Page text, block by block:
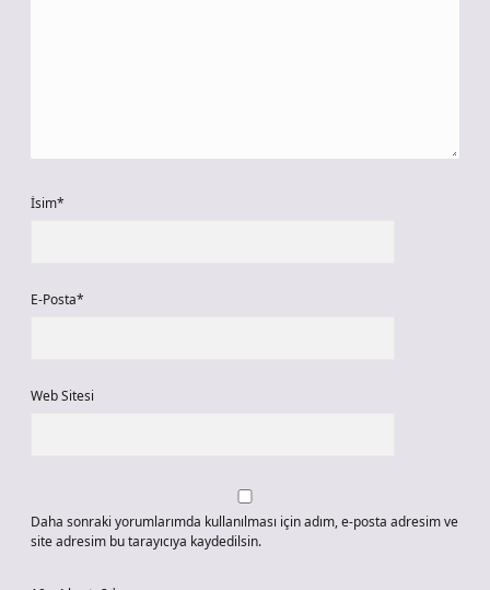
İsim*
E-Posta*
Web Sitesi
Daha sonraki yorumlarımda kullanılması için adım, e-posta adresim ve
site adresim bu tarayıcıya kaydedilsin.